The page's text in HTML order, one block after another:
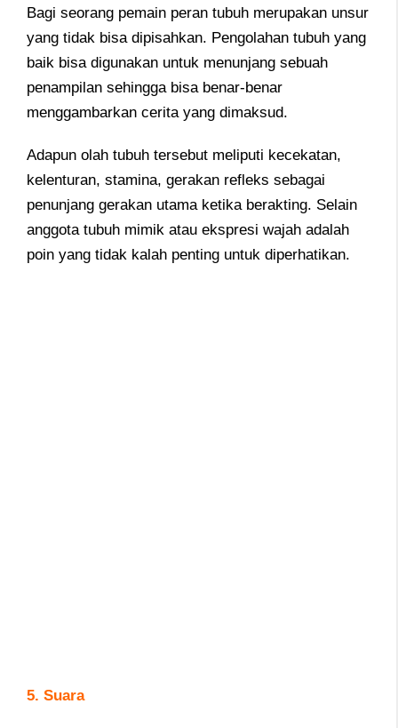
Bagi seorang pemain peran tubuh merupakan unsur
yang tidak bisa dipisahkan. Pengolahan tubuh yang
baik bisa digunakan untuk menunjang sebuah
penampilan sehingga bisa benar-benar
menggambarkan cerita yang dimaksud.
Adapun olah tubuh tersebut meliputi kecekatan,
kelenturan, stamina, gerakan refleks sebagai
penunjang gerakan utama ketika berakting. Selain
anggota tubuh mimik atau ekspresi wajah adalah
poin yang tidak kalah penting untuk diperhatikan.
5. Suara